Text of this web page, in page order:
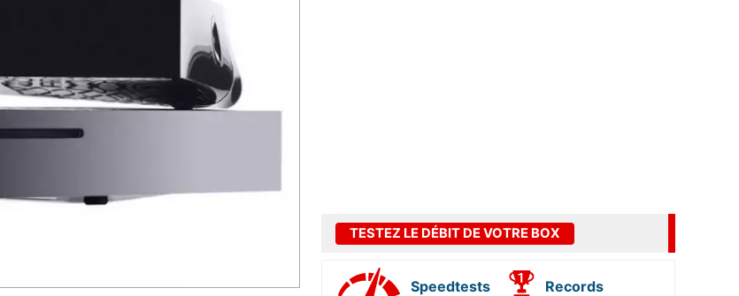
TESTEZ LE DÉBIT DE VOTRE BOX
Speedtests
Records